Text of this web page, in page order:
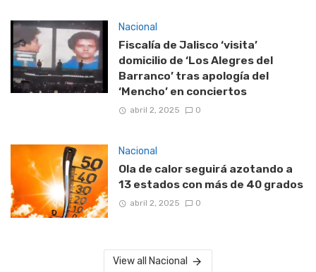
Nacional
Fiscalía de Jalisco ‘visita’
domicilio de ‘Los Alegres del
Barranco’ tras apología del
‘Mencho’ en conciertos
abril 2, 2025 0
Nacional
Ola de calor seguirá azotando a
13 estados con más de 40 grados
abril 2, 2025 0
View all Nacional